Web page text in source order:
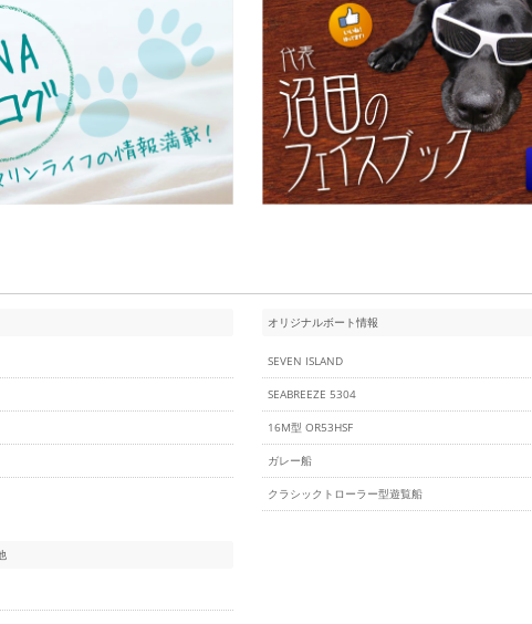
オリジナルボート情報
SEVEN ISLAND
SEABREEZE 5304
16M型 OR53HSF
ガレー船
クラシックトローラー型遊覧船